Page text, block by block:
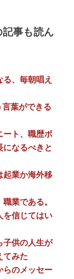
事も読ん
、毎朝唱え
言葉ができる
ート、職歴ボ
になるべきと
起業か海外移
業である。
を信じてはい
子供の人生が
てみた
らのメッセー